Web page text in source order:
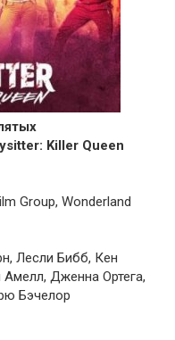
Killer Queen
Group, Wonderland
Лесли Бибб, Кен
Дженна Ортега,
Бэчелор